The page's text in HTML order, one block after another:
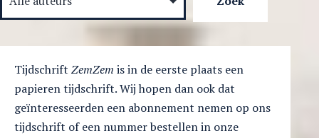
Tijdschrift ZemZem is in de eerste plaats een
papieren tijdschrift. Wij hopen dan ook dat
geïnteresseerden een abonnement nemen op ons
tijdschrift of een nummer bestellen in onze